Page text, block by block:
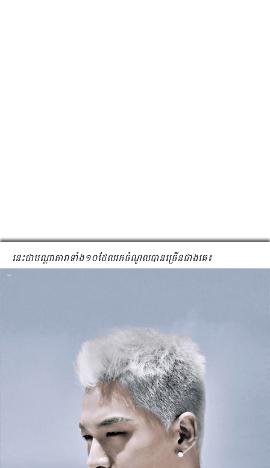
នេះ​ជា​បណ្ដា​តារា​ទាំង​១០​ដែល​រក​ចំណូល​បាន​ច្រើន​ជាង​គេ៖